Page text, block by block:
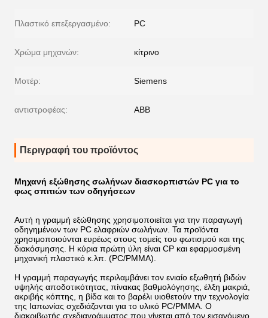
Πλαστικό επεξεργασμένο: PC
Χρώμα μηχανών: κίτρινο
Μοτέρ: Siemens
αντιστροφέας: ABB
Περιγραφή του προϊόντος
Μηχανή εξώθησης σωλήνων διασκορπιστών PC για το
φως σπιτιών των οδηγήσεων
Αυτή η γραμμή εξώθησης χρησιμοποιείται για την παραγωγή
οδηγημένων των PC ελαφριών σωλήνων. Τα προϊόντα
χρησιμοποιούνται ευρέως στους τομείς του φωτισμού και της
διακόσμησης. Η κύρια πρώτη ύλη είναι CP και εφαρμοσμένη
μηχανική πλαστικό κ.λπ. (PC/PMMA).
Η γραμμή παραγωγής περιλαμβάνει τον ενιαίο εξωθητή βιδών
υψηλής αποδοτικότητας, πίνακας βαθμολόγησης, έλξη μακριά,
ακριβής κόπτης, η βίδα και το βαρέλι υιοθετούν την τεχνολογία
της Ιαπωνίας σχεδιάζονται για το υλικό PC/PMMA. Ο
διακριβωτής σχεδιαγράμματος που γίνεται από τον εισαγόμενο